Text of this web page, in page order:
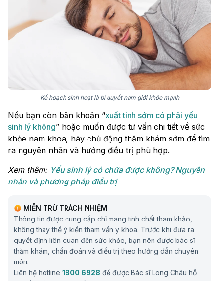
Kế hoạch sinh hoạt là bí quyết nam giới khỏe mạnh
Nếu bạn còn băn khoăn “xuất tinh sớm có phải yếu
sinh lý không” hoặc muốn được tư vấn chi tiết về sức
khỏe nam khoa, hãy chủ động thăm khám sớm để tìm
ra nguyên nhân và hướng điều trị phù hợp.
Xem thêm: Yếu sinh lý có chữa được không? Nguyên
nhân và phương pháp điều trị
MIỄN TRỪ TRÁCH NHIỆM
Thông tin được cung cấp chỉ mang tính chất tham khảo,
không thay thế ý kiến tham vấn y khoa. Trước khi đưa ra
quyết định liên quan đến sức khỏe, bạn nên được bác sĩ
thăm khám, chẩn đoán và điều trị theo hướng dẫn chuyên
môn.
Liên hệ hotline 1800 6928 để được Bác sĩ Long Châu hỗ